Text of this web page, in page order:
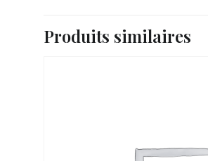
Produits similaires